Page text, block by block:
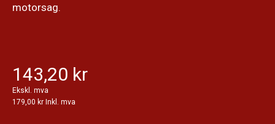
motorsag.
143,20 kr
Ekskl. mva
179,00 kr Inkl. mva